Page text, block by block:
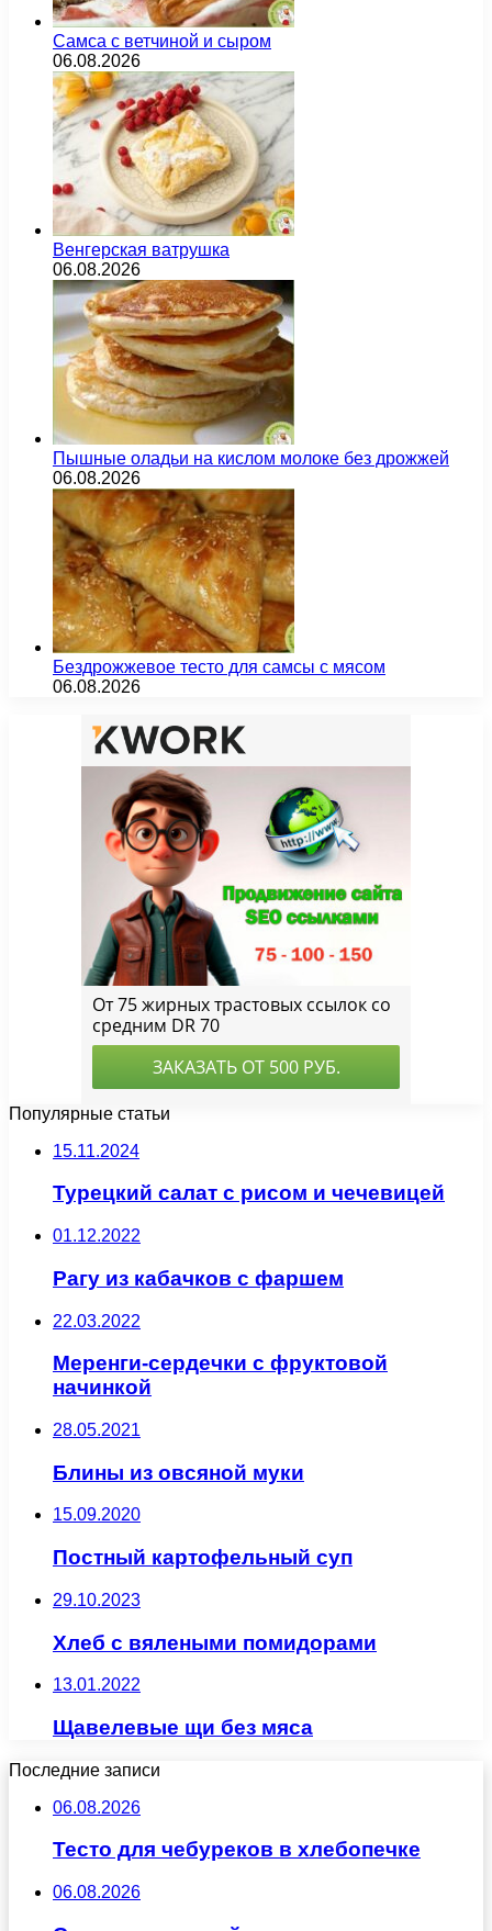
Самса с ветчиной и сыром
06.08.2026
Венгерская ватрушка
06.08.2026
Пышные оладьи на кислом молоке без дрожжей
06.08.2026
Бездрожжевое тесто для самсы с мясом
06.08.2026
Популярные статьи
15.11.2024
Турецкий салат с рисом и чечевицей
01.12.2022
Рагу из кабачков с фаршем
22.03.2022
Меренги-сердечки с фруктовой
начинкой
28.05.2021
Блины из овсяной муки
15.09.2020
Постный картофельный суп
29.10.2023
Хлеб с вялеными помидорами
13.01.2022
Щавелевые щи без мяса
Последние записи
06.08.2026
Тесто для чебуреков в хлебопечке
06.08.2026